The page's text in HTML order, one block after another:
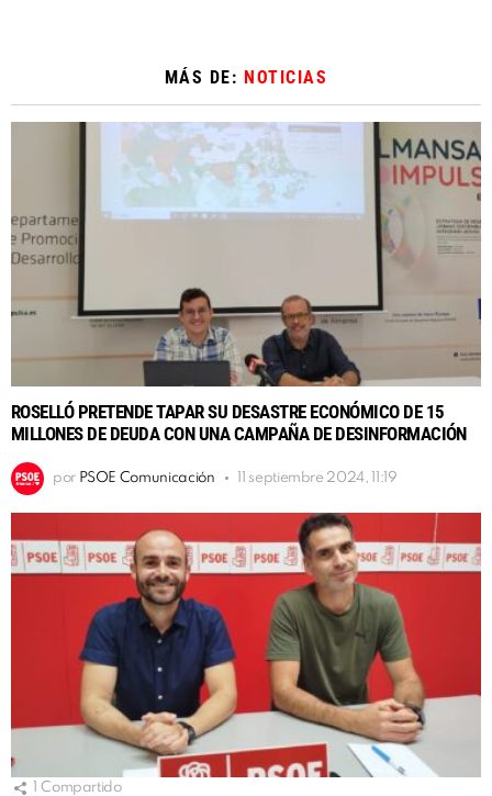
MÁS DE: NOTICIAS
ROSELLÓ PRETENDE TAPAR SU DESASTRE ECONÓMICO DE 15
MILLONES DE DEUDA CON UNA CAMPAÑA DE DESINFORMACIÓN
por PSOE Comunicación 11 septiembre 2024, 11:19
Compartido